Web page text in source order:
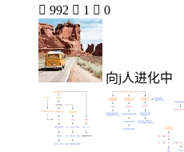
 992  1  0
向j人进化中